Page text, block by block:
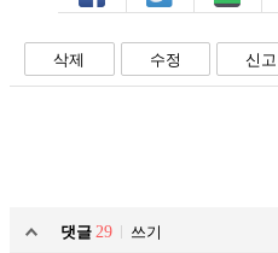
페북 트윗 밴드
삭제 수정 신고
댓글 29
쓰기